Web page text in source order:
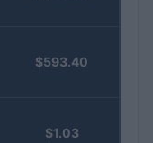
$593.40
$1.03